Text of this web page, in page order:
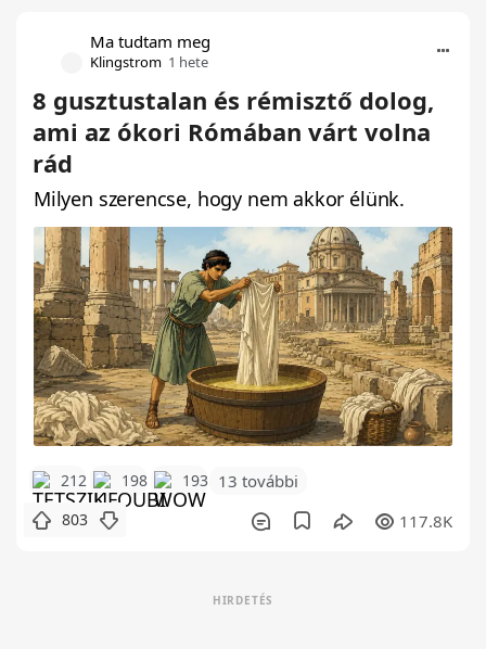
Ma tudtam meg
Klingstrom 1 hete
8 gusztustalan és rémisztő dolog,
ami az ókori Rómában várt volna
rád
Milyen szerencse, hogy nem akkor élünk.
212 198 193 13 további
803 117.8K
HIRDETÉS